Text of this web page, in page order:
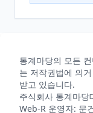
통계마당의 모든
는 저작권법에 의
받고 있습니다.
주식회사 통계마당
Web-R 운영자: 문